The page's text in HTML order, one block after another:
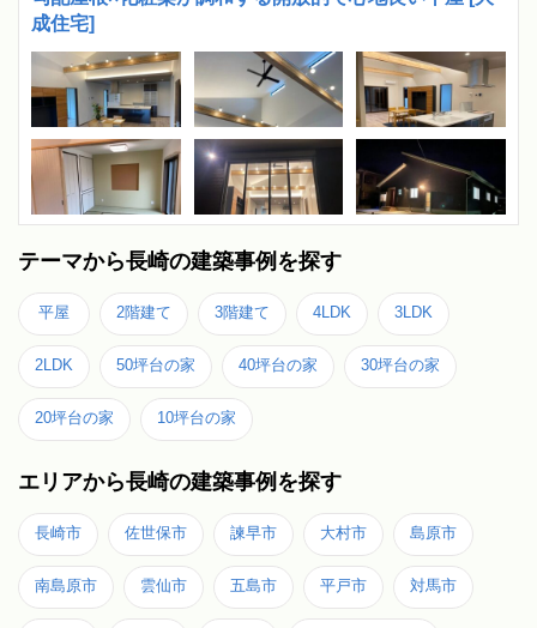
成住宅]
テーマから長崎の建築事例を探す
平屋 2階建て 3階建て 4LDK 3LDK
2LDK 50坪台の家 40坪台の家 30坪台の家
20坪台の家 10坪台の家
エリアから長崎の建築事例を探す
長崎市 佐世保市 諫早市 大村市 島原市
南島原市 雲仙市 五島市 平戸市 対馬市